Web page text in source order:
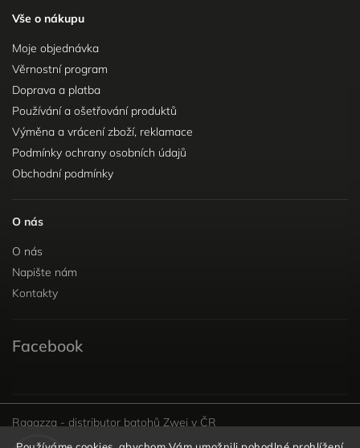
Vše o nákupu
Moje objednávka
Věrnostní program
Doprava a platba
Používání a ošetřování produktů
Výměna a vrácení zboží, reklamace
Podmínky ochrany osobních údajů
Obchodní podmínky
O nás
O nás
Napište nám
Kontakty
Facebook
Ragazza - distributor batohů Zwei v ČR